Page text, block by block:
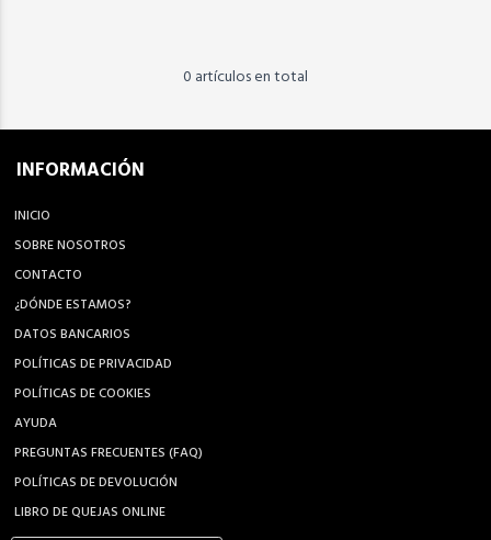
0 artículos en total
INFORMACIÓN
INICIO
SOBRE NOSOTROS
CONTACTO
¿DÓNDE ESTAMOS?
DATOS BANCARIOS
POLÍTICAS DE PRIVACIDAD
POLÍTICAS DE COOKIES
AYUDA
PREGUNTAS FRECUENTES (FAQ)
POLÍTICAS DE DEVOLUCIÓN
LIBRO DE QUEJAS ONLINE